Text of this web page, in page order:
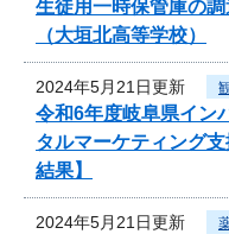
生徒用一時保管庫の
（大垣北高等学校）
2024年5月21日更新
令和6年度岐阜県イン
タルマーケティング
結果】
2024年5月21日更新